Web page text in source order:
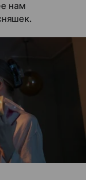
нам